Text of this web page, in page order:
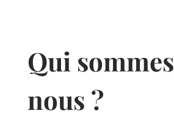
Qui sommes
nous ?